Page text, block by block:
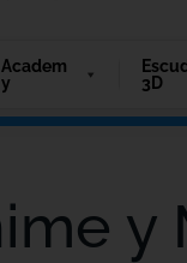
Academ
y
3D
y